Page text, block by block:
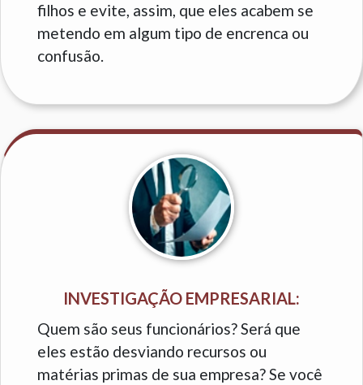
filhos e evite, assim, que eles acabem se
metendo em algum tipo de encrenca ou
confusão.
INVESTIGAÇÃO EMPRESARIAL:
Quem são seus funcionários? Será que
eles estão desviando recursos ou
matérias primas de sua empresa? Se você